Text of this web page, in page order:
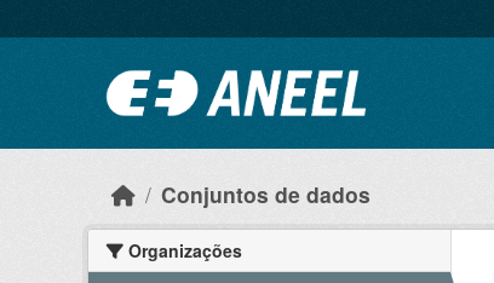
Conjuntos de dados
Organizações